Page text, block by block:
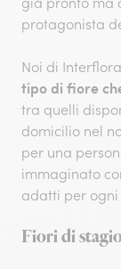
protagonista
Noi di
tipo di fiore
tra quelli
domicilio nel
per una
immaginato
adatti per ogni
Fiori di